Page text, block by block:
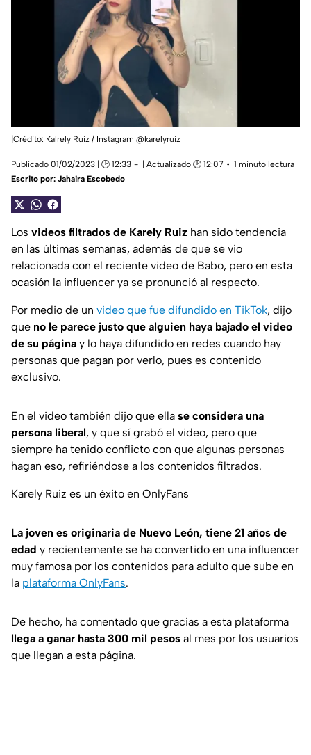
|Crédito: Kalrely Ruiz / Instagram @karelyruiz
Publicado 01/02/2023 | 🕑 12:33 | Actualizado 🕑 12:07
1 minuto lectura
Escrito por: Jahaira Escobedo
Los videos filtrados de Karely Ruiz han sido tendencia
en las últimas semanas, además de que se vio
relacionada con el reciente video de Babo, pero en esta
ocasión la influencer ya se pronunció al respecto.
Por medio de un video que fue difundido en TikTok, dijo
que no le parece justo que alguien haya bajado el video
de su página y lo haya difundido en redes cuando hay
personas que pagan por verlo, pues es contenido
exclusivo.
En el video también dijo que ella se considera una
persona liberal, y que sí grabó el video, pero que
siempre ha tenido conflicto con que algunas personas
hagan eso, refiriéndose a los contenidos filtrados.
Karely Ruiz es un éxito en OnlyFans
La joven es originaria de Nuevo León, tiene 21 años de
edad y recientemente se ha convertido en una influencer
muy famosa por los contenidos para adulto que sube en
la plataforma OnlyFans.
De hecho, ha comentado que gracias a esta plataforma
llega a ganar hasta 300 mil pesos al mes por los usuarios
que llegan a esta página.